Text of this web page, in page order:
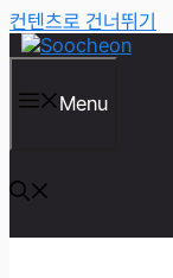
컨텐츠로 건너뛰기
Menu